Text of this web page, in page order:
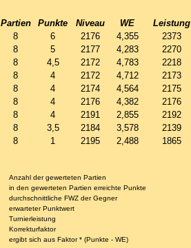
Partien Punkte Niveau WE Leistung
8 6 2176 4,355 2373
8 5 2177 4,283 2270
8 4,5 2172 4,783 2218
8 4 2172 4,712 2173
8 4 2174 4,564 2175
8 4 2176 4,382 2176
8 4 2191 2,855 2192
8 3,5 2184 3,578 2139
8 1 2195 2,488 1865
Anzahl der gewerteten Partien
in den gewerteten Partien erreichte Punkte
durchschnittliche FWZ der Gegner
erwarteter Punktwert
Turnierleistung
Korrekturfaktor
ergibt sich aus Faktor * (Punkte - WE)